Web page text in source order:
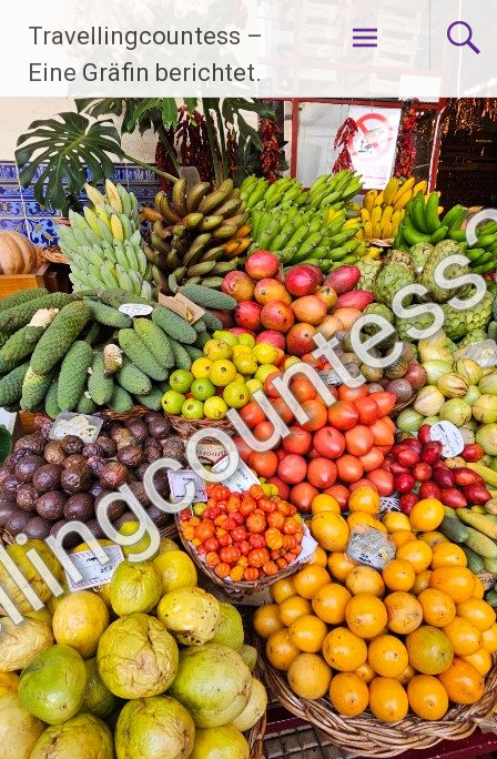
Inhalt
springen
Travellingcountess –
Eine Gräfin berichtet.